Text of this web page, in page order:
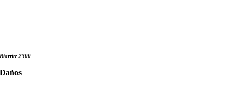
Biarritz 2300
Daños